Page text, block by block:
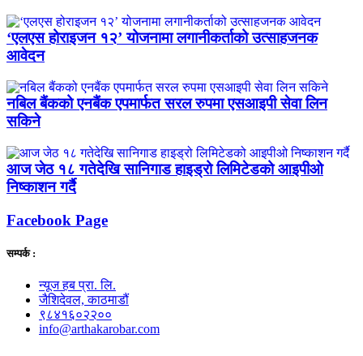
‘एलएस होराइजन १२’ योजनामा लगानीकर्ताको उत्साहजनक
आवेदन
नबिल बैंकको एनबैंक एपमार्फत सरल रुपमा एसआइपी सेवा लिन
सकिने
आज जेठ १८ गतेदेखि सानिगाड हाइड्रो लिमिटेडको आइपीओ
निष्काशन गर्दै
Facebook Page
सम्पर्क :
न्यूज हब प्रा. लि.
जैशिदेवल, काठमाडौं
९८४१६०२२००
info@arthakarobar.com